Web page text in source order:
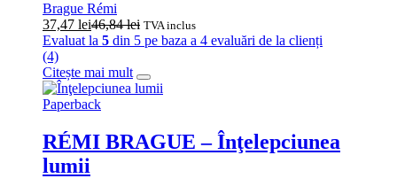
Brague Rémi
37,47 lei46,84lei TVA inclus
Evaluat la 5 din 5 pe baza a 4 evaluări de la clienți
(4)
Citește mai mult
Paperback
RÉMI BRAGUE – Înţelepciunea
lumii